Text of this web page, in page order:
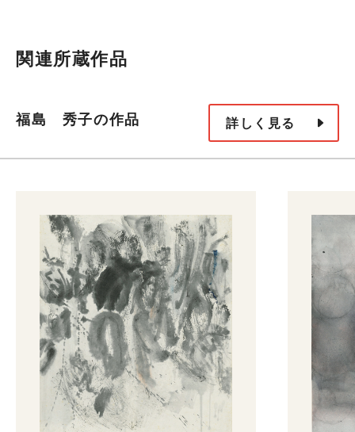
関連所蔵作品
福島 秀子の作品 詳しく見る